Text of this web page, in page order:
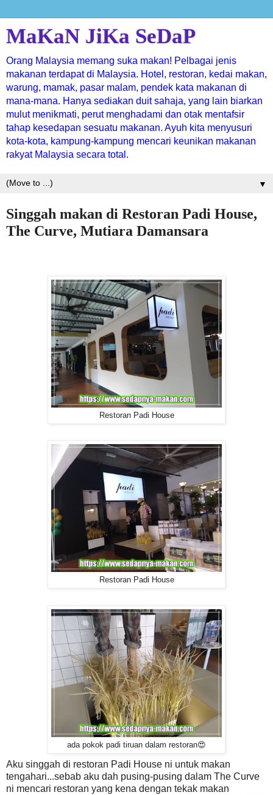
MaKaN JiKa SeDaP
Orang Malaysia memang suka makan! Pelbagai jenis
makanan terdapat di Malaysia. Hotel, restoran, kedai makan,
warung, mamak, pasar malam, pendek kata makanan di
mana-mana. Hanya sediakan duit sahaja, yang lain biarkan
mulut menikmati, perut menghadami dan otak mentafsir
tahap kesedapan sesuatu makanan. Ayuh kita menyusuri
kota-kota, kampung-kampung mencari keunikan makanan
rakyat Malaysia secara total.
▼
Singgah makan di Restoran Padi House,
The Curve, Mutiara Damansara
Restoran Padi House
Restoran Padi House
ada pokok padi tiruan dalam restoran😍
Aku singgah di restoran Padi House ni untuk makan
tengahari...sebab aku dah pusing-pusing dalam The Curve
ni mencari restoran yang kena dengan tekak makan